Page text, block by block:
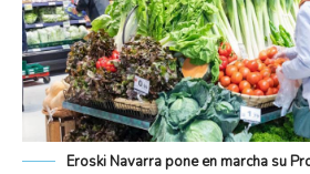
Eroski Navarra pone en marcha su